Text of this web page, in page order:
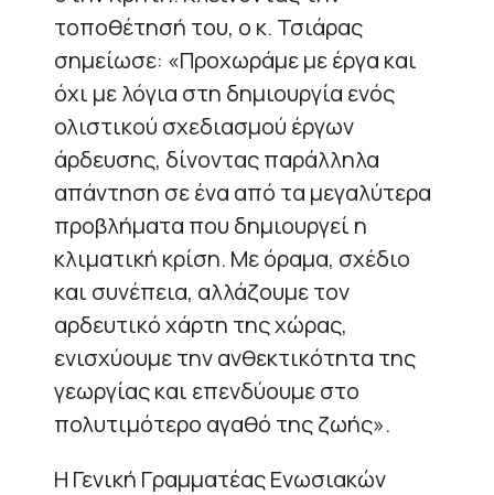
τοποθέτησή του, ο κ. Τσιάρας
σημείωσε: «Προχωράμε με έργα και
όχι με λόγια στη δημιουργία ενός
ολιστικού σχεδιασμού έργων
άρδευσης, δίνοντας παράλληλα
απάντηση σε ένα από τα μεγαλύτερα
προβλήματα που δημιουργεί η
κλιματική κρίση. Με όραμα, σχέδιο
και συνέπεια, αλλάζουμε τον
αρδευτικό χάρτη της χώρας,
ενισχύουμε την ανθεκτικότητα της
γεωργίας και επενδύουμε στο
πολυτιμότερο αγαθό της ζωής».
Η Γενική Γραμματέας Ενωσιακών